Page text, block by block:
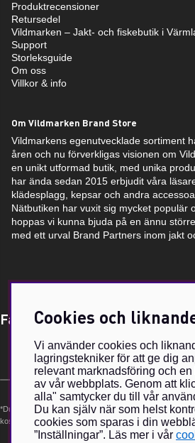
Produktrecensioner
Retursedel
Vildmarken – Jakt- och fiskebutik i
Support
Storleksguide
Om oss
Villkor & info
Om Vildmarken Brand Store
Vildmarkens egenutvecklade sortiment
åren och nu förverkligas visionen om
en unikt utformad butik, med unika
har ända sedan 2015 erbjudit våra
klädesplagg, kepsar och andra
Nätbutiken har vuxit sig mycket populär
hoppas vi kunna bjuda på en ännu
med ett urval Brand Partners inom jakt
Få Magasin Vildmarken direkt
postadress
*Du kan även få erbjudanden och nyheter från
kostnadsfri och kan avslutas när som helst.
Cookies och
Vi använder cookies och
lagringstekniker för att ge dig
relevant marknadsföring och
av vår webbplats. Genom att
alla" samtycker du till vår
Du kan själv när som helst
cookies som sparas i din
”Inställningar”. Läs mer i vår